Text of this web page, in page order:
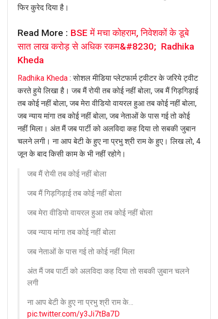
फिर कुरेद दिया है।
Read More : BSE में मचा कोहराम, निवेशकों के डूबे
सात लाख करोड़ से अधिक रकम&#8230; Radhika
Kheda
Radhika Kheda : सोशल मीडिया प्लेटफार्म ट्वीटर के जरिये ट्वीट
करते हुये लिखा है। जब मैं रोयी तब कोई नहीं बोला, जब मैं गिड़गिड़ाई
तब कोई नहीं बोला, जब मेरा वीडियो वायरल हुआ तब कोई नहीं बोला,
जब न्याय मांगा तब कोई नहीं बोला, जब नेताओं के पास गई तो कोई
नहीं मिला। अंत मैं जब पार्टी को अलविदा कह दिया तो सबकी जुबान
चलने लगी। ना आप बेटी के हुए ना प्रभु श्री राम के हुए। लिख लो, 4
जून के बाद किसी काम के भी नहीं रहोगे।
जब मैं रोयी तब कोई नहीं बोला
जब मैं गिड़गिड़ाई तब कोई नहीं बोला
जब मेरा वीडियो वायरल हुआ तब कोई नहीं बोला
जब न्याय मांगा तब कोई नहीं बोला
जब नेताओं के पास गई तो कोई नहीं मिला
अंत मैं जब पार्टी को अलविदा कह दिया तो सबकी ज़ुबान चलने
लगी
ना आप बेटी के हुए ना प्रभु श्री राम के…
pic.twitter.com/y3Ji7tBa7D